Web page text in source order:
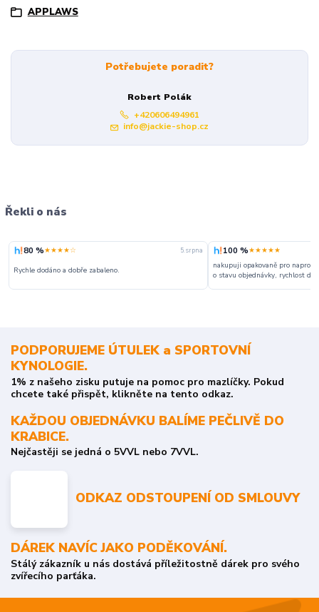
APPLAWS
Potřebujete poradit?
Robert Polák
+420606494961
info@jackie-shop.cz
Řekli o nás
80 %★★★★☆ 5. srpna
Rychle dodáno a dobře zabaleno.
100 %★★★★★
nakupuji opakovaně pro
o stavu objednávky, rychlost
PODPORUJEME ÚTULEK a SPORTOVNÍ
KYNOLOGIE.
1% z našeho zisku putuje na pomoc pro mazlíčky. Pokud
chcete také přispět, klikněte na tento odkaz.
KAŽDOU OBJEDNÁVKU BALÍME PEČLIVĚ DO
KRABICE.
Nejčastěji se jedná o 5VVL nebo 7VVL.
ODKAZ ODSTOUPENÍ OD SMLOUVY
DÁREK NAVÍC JAKO PODĚKOVÁNÍ.
Stálý zákazník u nás dostává příležitostně dárek pro svého
zvířecího parťáka.